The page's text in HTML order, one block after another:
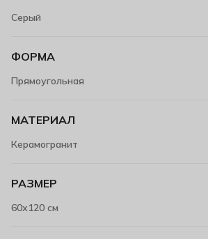
Серый
ФОРМА
Прямоугольная
МАТЕРИАЛ
Керамогранит
РАЗМЕР
60х120 см